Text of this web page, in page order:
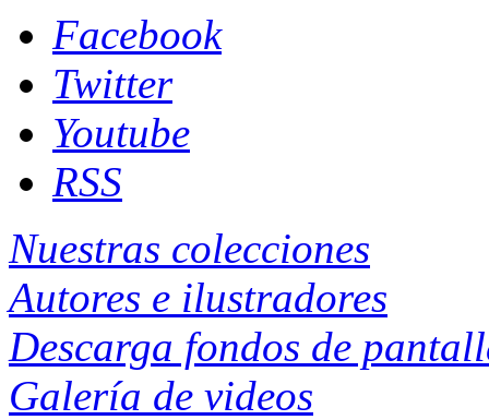
Facebook
Twitter
Youtube
RSS
Nuestras colecciones
Autores e ilustradores
Descarga fondos de
Galería de videos